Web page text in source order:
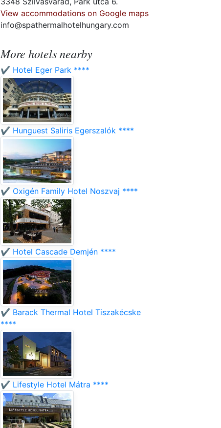
View accommodations on Google maps
info@spathermalhotelhungary.com
More hotels nearby
✔️ Hotel Eger Park ****
✔️ Hunguest Saliris Egerszalók ****
✔️ Oxigén Family Hotel Noszvaj ****
✔️ Hotel Cascade Demjén ****
✔️ Barack Thermal Hotel Tiszakécske
****
✔️ Lifestyle Hotel Mátra ****